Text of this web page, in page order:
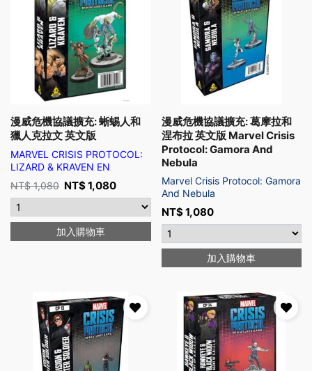
漫威危機協議擴充: 蜥蜴人和
獵人克拉文 英文版
MARVEL CRISIS PROTOCOL:
LIZARD & KRAVEN EN
NT$1,080 NT$1,080
加入購物車
漫威危機協議擴充: 葛摩拉和
涅布拉 英文版 Marvel Crisis
Protocol: Gamora And
Nebula
Marvel Crisis Protocol: Gamora
And Nebula
NT$1,080
加入購物車